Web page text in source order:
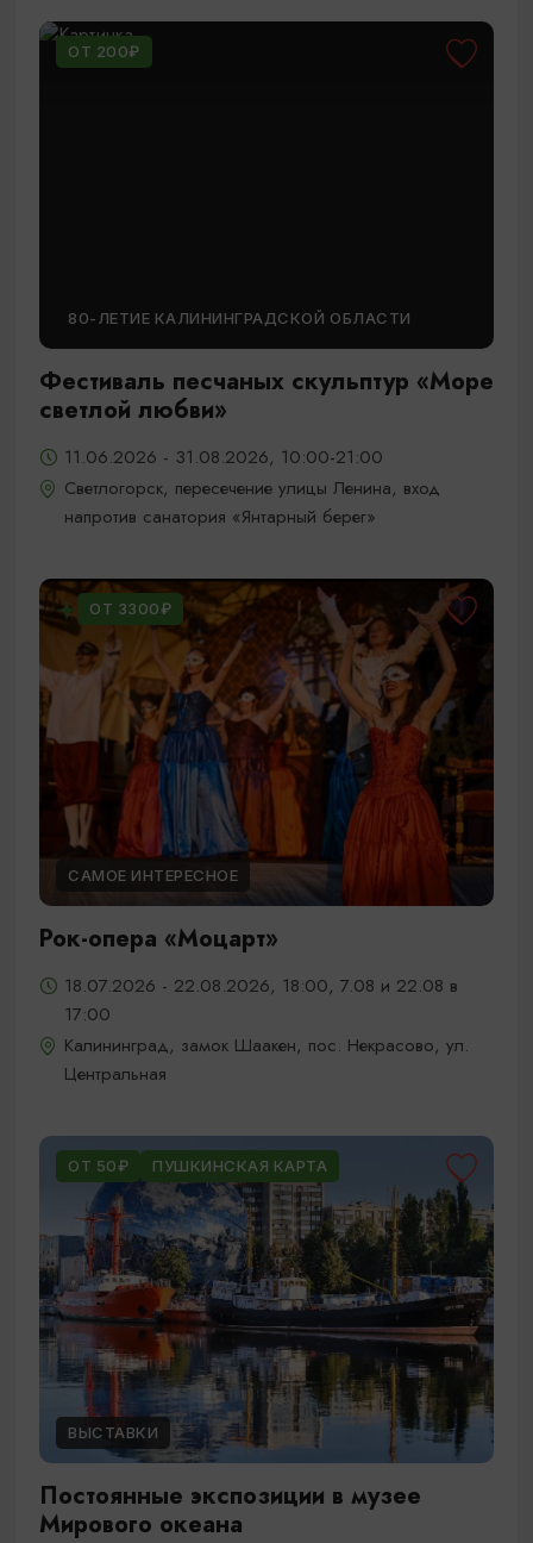
ОТ 200₽
80-ЛЕТИЕ КАЛИНИНГРАДСКОЙ ОБЛАСТИ
Фестиваль песчаных скульптур «Море
светлой любви»
11.06.2026 - 31.08.2026, 10:00-21:00
Светлогорск, пересечение улицы Ленина, вход
напротив санатория «Янтарный берег»
ОТ 3300₽
САМОЕ ИНТЕРЕСНОЕ
Рок-опера «Моцарт»
18.07.2026 - 22.08.2026, 18:00, 7.08 и 22.08 в
17:00
Калининград, замок Шаакен, пос. Некрасово, ул.
Центральная
ОТ 50₽ ПУШКИНСКАЯ КАРТА
ВЫСТАВКИ
Постоянные экспозиции в музее
Мирового океана